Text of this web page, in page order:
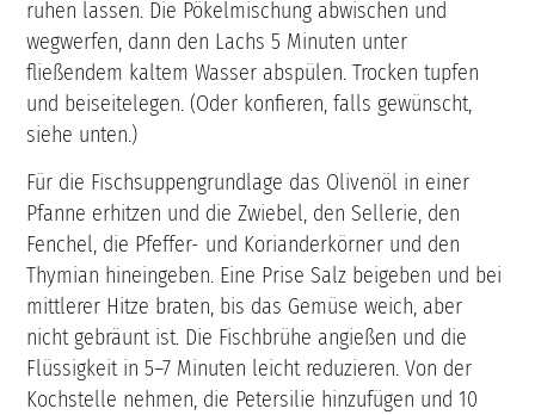
ruhen lassen. Die Pökelmischung abwischen und
wegwerfen, dann den Lachs 5 Minuten unter
fließendem kaltem Wasser abspülen. Trocken tupfen
und beiseitelegen. (Oder konfieren, falls gewünscht,
siehe unten.)
Für die Fischsuppengrundlage das Olivenöl in einer
Pfanne erhitzen und die Zwiebel, den Sellerie, den
Fenchel, die Pfeffer- und Korianderkörner und den
Thymian hineingeben. Eine Prise Salz beigeben und bei
mittlerer Hitze braten, bis das Gemüse weich, aber
nicht gebräunt ist. Die Fischbrühe angießen und die
Flüssigkeit in 5–7 Minuten leicht reduzieren. Von der
Kochstelle nehmen, die Petersilie hinzufügen und 10